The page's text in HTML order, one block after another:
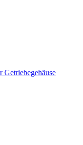
Getriebegehäuse